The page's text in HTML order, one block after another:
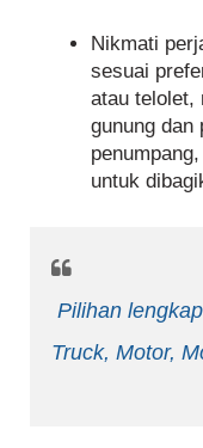
Nikmati
sesuai
atau telolet,
gunung dan
untuk
Pilihan
Truck, Motor,